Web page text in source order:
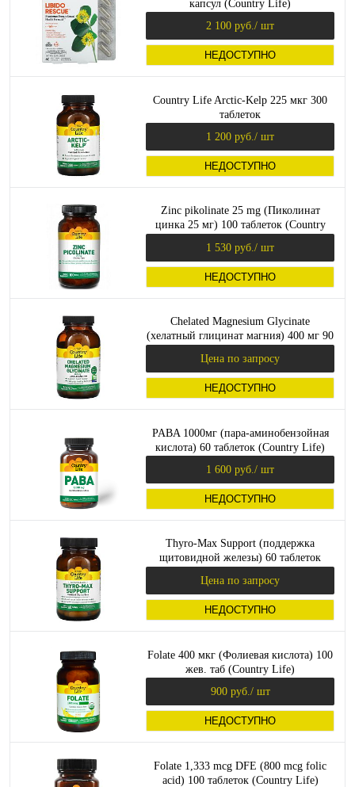
капсул (Country Life)
2 100 руб. / шт
НЕДОСТУПНО
Country Life Arctic-Kelp 225 мкг 300
таблеток
1 200 руб. / шт
НЕДОСТУПНО
Zinc pikolinate 25 mg (Пиколинат
цинка 25 мг) 100 таблеток (Country
1 530 руб. / шт
НЕДОСТУПНО
Chelated Magnesium Glycinate
(хелатный глицинат магния) 400 мг 90
Цена по запросу
НЕДОСТУПНО
PABA 1000мг (пара-аминобензойная
кислота) 60 таблеток (Country Life)
1 600 руб. / шт
НЕДОСТУПНО
Thyro-Max Support (поддержка
щитовидной железы) 60 таблеток
Цена по запросу
НЕДОСТУПНО
Folate 400 мкг (Фолиевая кислота) 100
жев. таб (Country Life)
900 руб. / шт
НЕДОСТУПНО
Folate 1,333 mcg DFE (800 mcg folic
acid) 100 таблеток (Country Life)